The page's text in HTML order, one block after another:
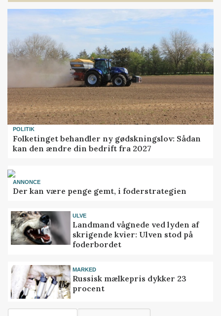
POLITIK
Folketinget behandler ny gødskningslov: Sådan
kan den ændre din bedrift fra 2027
ANNONCE
Der kan være penge gemt, i foderstrategien
ULVE
Landmand vågnede ved lyden af
skrigende kvier: Ulven stod på
foderbordet
MARKED
Russisk mælkepris dykker 23
procent